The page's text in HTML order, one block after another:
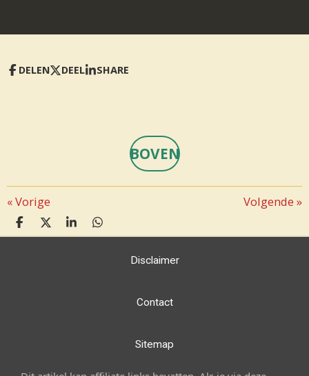
DELEN DEEL SHARE
BOVEN
«Vorige Volgende »
D
E
D
E
S
H
D
E
Disclaimer
Contact
Sitemap